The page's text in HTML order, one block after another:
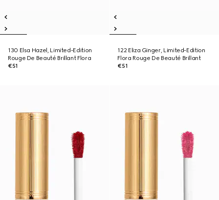
130 Elsa Hazel, Limited-Edition
Rouge De Beauté Brillant Flora
€51
122 Eliza Ginger, Limited-Edition
Flora Rouge De Beauté Brillant
€51